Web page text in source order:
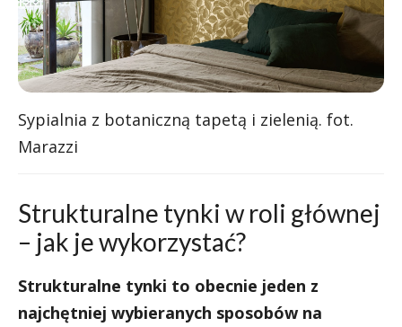
Sypialnia z botaniczną tapetą i zielenią. fot.
Marazzi
Strukturalne tynki w roli głównej
– jak je wykorzystać?
Strukturalne tynki to obecnie jeden z
najchętniej wybieranych sposobów na